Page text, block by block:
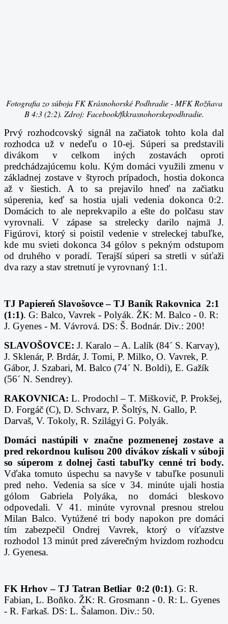
Fotografia zo súboja FK Krásnohorské Podhradie - MFK Rožňava
B 4:3 (2:2). Zdroj: Facebook/fkkrasnohorskepodhradie.
Prvý rozhodcovský signál na začiatok tohto kola dal
rozhodca už v nedeľu o 10-ej. Súperi sa predstavili
divákom v celkom iných zostavách oproti
predchádzajúcemu kolu. Kým domáci využili zmenu v
základnej zostave v štyroch prípadoch, hostia dokonca
až v šiestich. A to sa prejavilo hneď na začiatku
súperenia, keď sa hostia ujali vedenia dokonca 0:2.
Domácich to ale neprekvapilo a ešte do polčasu stav
vyrovnali. V zápase sa strelecky darilo najmä J.
Figúrovi, ktorý si poistil vedenie v streleckej tabuľke,
kde mu svieti dokonca 34 gólov s pekným odstupom
od druhého v poradí. Terajší súperi sa stretli v súťaži
dva razy a stav stretnutí je vyrovnaný 1:1.
TJ Papiereň Slavošovce – TJ Baník Rakovnica 2:1
(1:1). G: Balco, Vavrek - Polyák. ŽK: M. Balco - 0. R:
J. Gyenes - M. Vávrová. DS: Š. Bodnár. Div.: 200!
SLAVOŠOVCE: J. Karalo – A. Lalík (84´ S. Karvay),
J. Sklenár, P. Brdár, J. Tomi, P. Milko, O. Vavrek, P.
Gábor, J. Szabari, M. Balco (74´ N. Boldi), E. Gažík
(56´ N. Sendrey).
RAKOVNICA: L. Prodochl – T. Miškovič, P. Prokšej,
D. Forgáč (C), D. Schvarz, P. Šoltýs, N. Gallo, P.
Darvaš, V. Tokoly, R. Szilágyi G. Polyák.
Domáci nastúpili v značne pozmenenej zostave a
pred rekordnou kulisou 200 divákov získali v súboji
so súperom z dolnej časti tabuľky cenné tri body.
Vďaka tomuto úspechu sa navyše v tabuľke posunuli
pred neho. Vedenia sa síce v 34. minúte ujali hostia
gólom Gabriela Polyáka, no domáci bleskovo
odpovedali. V 41. minúte vyrovnal presnou strelou
Milan Balco. Vytúžené tri body napokon pre domáci
tím zabezpečil Ondrej Vavrek, ktorý o víťazstve
rozhodol 13 minút pred záverečným hvizdom rozhodcu
J. Gyenesa.
FK Hrhov – TJ Tatran Betliar 0:2 (0:1). G: R.
Fabian, L. Boňko. ŽK: R. Grosmann - 0. R: L. Gyenes
- R. Farkaš. DS: L. Šalamon. Div.: 50.